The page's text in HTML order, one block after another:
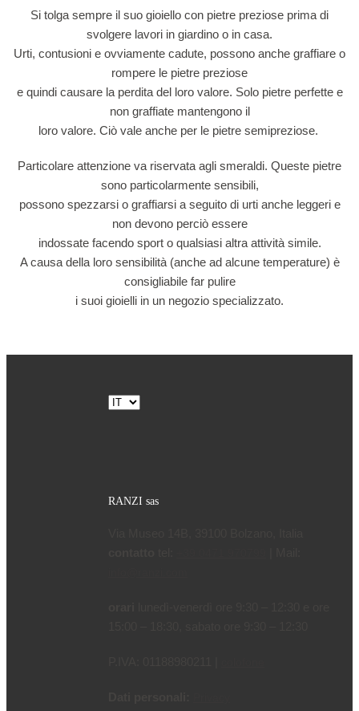
Si tolga sempre il suo gioiello con pietre preziose prima di
svolgere lavori in giardino o in casa.
Urti, contusioni e ovviamente cadute, possono anche graffiare o
rompere le pietre preziose
e quindi causare la perdita del loro valore. Solo pietre perfette e
non graffiate mantengono il
loro valore. Ciò vale anche per le pietre semipreziose.
Particolare attenzione va riservata agli smeraldi. Queste pietre
sono particolarmente sensibili,
possono spezzarsi o graffiarsi a seguito di urti anche leggeri e
non devono perciò essere
indossate facendo sport o qualsiasi altra attività simile.
A causa della loro sensibilità (anche ad alcune temperature) è
consigliabile far pulire
i suoi gioielli in un negozio specializzato.
Scegli
RANZI sas